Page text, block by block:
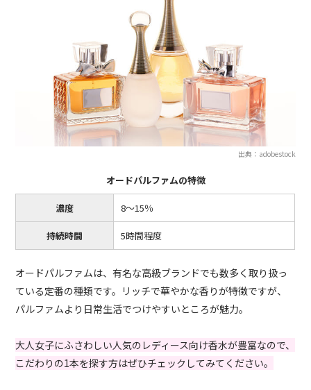
出典：adobestock
オードパルファムの特徴
濃度 8〜15％
持続時間 5時間程度
オードパルファムは、有名な高級ブランドでも数多く取り扱っ
ている定番の種類です。リッチで華やかな香りが特徴ですが、
パルファムより日常生活でつけやすいところが魅力。
大人女子にふさわしい人気のレディース向け香水が豊富なので、
こだわりの1本を探す方はぜひチェックしてみてください。